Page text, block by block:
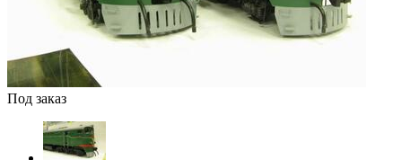
Под заказ